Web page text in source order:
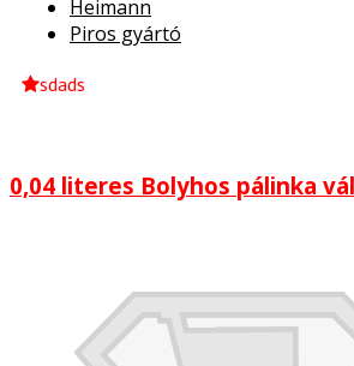
Heimann
Piros gyártó
sdads
0,04 literes Bolyhos pálinka